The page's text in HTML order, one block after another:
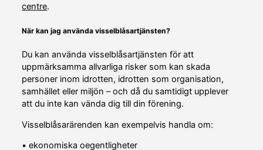
centre.
När kan jag använda visselblåsartjänsten?
Du kan använda visselblåsartjänsten för att
uppmärksamma allvarliga risker som kan skada
personer inom idrotten, idrotten som organisation,
samhället eller miljön – och då du samtidigt upplever
att du inte kan vända dig till din förening.
Visselblåsarärenden kan exempelvis handla om:
• ekonomiska oegentligheter